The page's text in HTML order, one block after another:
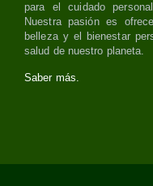
para el cuidado
Nuestra pasión es
belleza y el bienestar
salud de nuestro planeta.
Saber más.